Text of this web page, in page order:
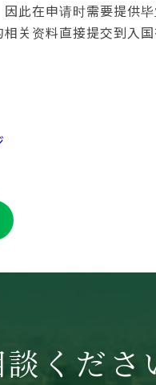
此在申请时需要提供
关资料直接提交到入国
くださ